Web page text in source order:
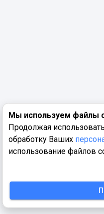
Мы используем файлы
Продолжая
обработку Ваших
использование файлов